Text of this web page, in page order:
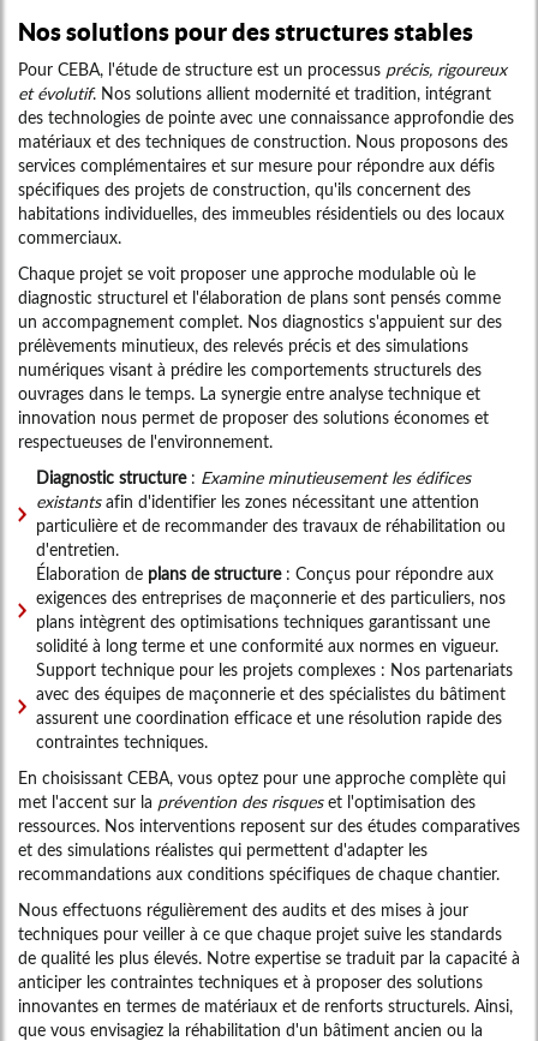
Nos solutions pour des structures stables
Pour CEBA, l'étude de structure est un processus précis, rigoureux
et évolutif. Nos solutions allient modernité et tradition, intégrant
des technologies de pointe avec une connaissance approfondie des
matériaux et des techniques de construction. Nous proposons des
services complémentaires et sur mesure pour répondre aux défis
spécifiques des projets de construction, qu'ils concernent des
habitations individuelles, des immeubles résidentiels ou des locaux
commerciaux.
Chaque projet se voit proposer une approche modulable où le
diagnostic structurel et l'élaboration de plans sont pensés comme
un accompagnement complet. Nos diagnostics s'appuient sur des
prélèvements minutieux, des relevés précis et des simulations
numériques visant à prédire les comportements structurels des
ouvrages dans le temps. La synergie entre analyse technique et
innovation nous permet de proposer des solutions économes et
respectueuses de l'environnement.
Diagnostic structure: Examine minutieusement les édifices
existantsafin d'identifier les zones nécessitant une attention
particulière et de recommander des travaux de réhabilitation ou
d'entretien.
Élaboration de plans de structure: Conçus pour répondre aux
exigences des entreprises de maçonnerie et des particuliers, nos
plans intègrent des optimisations techniques garantissant une
solidité à long terme et une conformité aux normes en vigueur.
Support technique pour les projets complexes : Nos partenariats
avec des équipes de maçonnerie et des spécialistes du bâtiment
assurent une coordination efficace et une résolution rapide des
contraintes techniques.
En choisissant CEBA, vous optez pour une approche complète qui
met l'accent sur la prévention des risqueset l'optimisation des
ressources. Nos interventions reposent sur des études comparatives
et des simulations réalistes qui permettent d'adapter les
recommandations aux conditions spécifiques de chaque chantier.
Nous effectuons régulièrement des audits et des mises à jour
techniques pour veiller à ce que chaque projet suive les standards
de qualité les plus élevés. Notre expertise se traduit par la capacité à
anticiper les contraintes techniques et à proposer des solutions
innovantes en termes de matériaux et de renforts structurels. Ainsi,
que vous envisagiez la réhabilitation d'un bâtiment ancien ou la